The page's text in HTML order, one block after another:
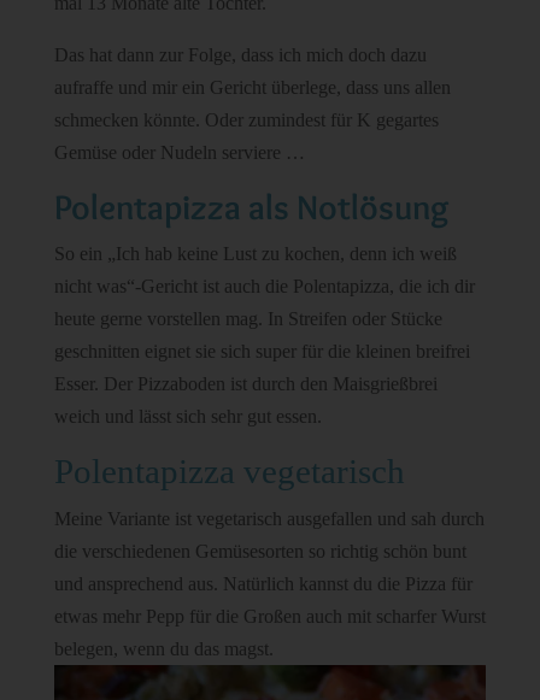
Das hat dann zur Folge, dass ich mich doch dazu
aufraffe und mir ein Gericht überlege, dass uns allen
schmecken könnte. Oder zumindest für K gegartes
Gemüse oder Nudeln serviere …
Polentapizza als Notlösung
So ein „Ich hab keine Lust zu kochen, denn ich weiß
nicht was“-Gericht ist auch die Polentapizza, die ich dir
heute gerne vorstellen mag. In Streifen oder Stücke
geschnitten eignet sie sich super für die kleinen breifrei
Esser. Der Pizzaboden ist durch den Maisgrießbrei
weich und lässt sich sehr gut essen.
Polentapizza vegetarisch
Meine Variante ist vegetarisch ausgefallen und sah durch
die verschiedenen Gemüsesorten so richtig schön bunt
und ansprechend aus. Natürlich kannst du die Pizza für
etwas mehr Pepp für die Großen auch mit scharfer Wurst
belegen, wenn du das magst.